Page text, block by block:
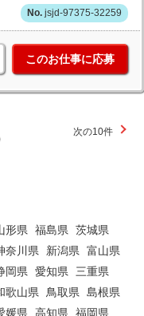
jsjd-97375-32259
このお仕事に応募
次の10件
形県 福島県
茨城県
奈川県 新潟県
富山県
岡県 愛知県
三重県
歌山県 鳥取県
島根県
媛県 高知県 福岡県